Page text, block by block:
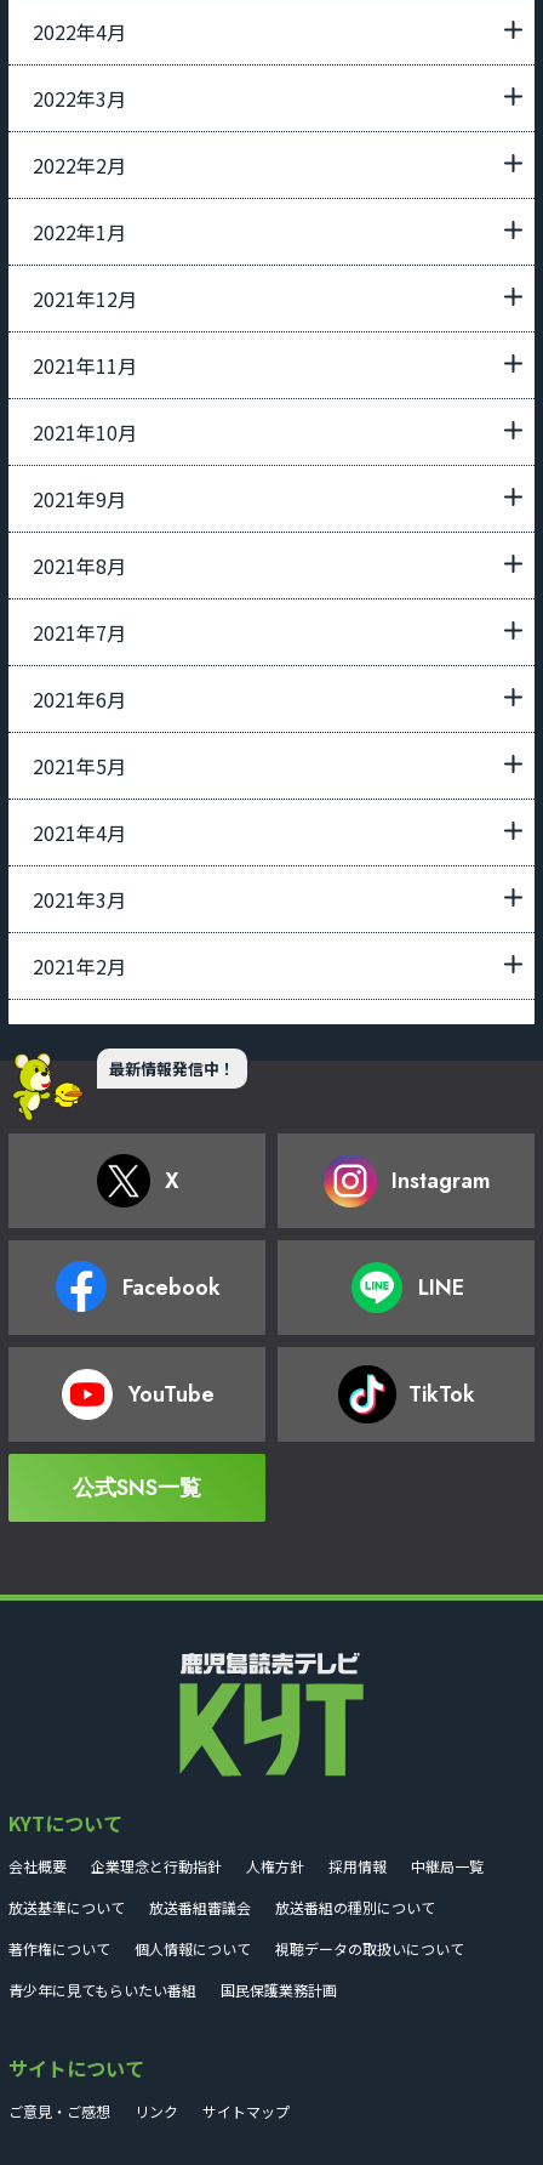
2022年4月
2022年3月
2022年2月
2022年1月
2021年12月
2021年11月
2021年10月
2021年9月
2021年8月
2021年7月
2021年6月
2021年5月
2021年4月
2021年3月
2021年2月
最新情報発信中！
X Instagram
Facebook LINE
YouTube TikTok
公式SNS一覧
KYTについて
会社概要 企業理念と行動指針 人権方針 採用情報
中継局一覧
放送基準について
放送番組審議会
放送番組の種別について
著作権について
個人情報について
視聴データの取扱いについて
青少年に見てもらいたい番組
国民保護業務計画
サイトについて
ご意見・ご感想 リンク サイトマップ